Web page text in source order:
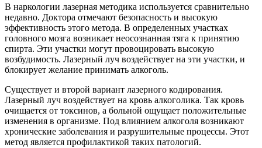
В наркологии лазерная методика используется сравнительно
недавно. Доктора отмечают безопасность и высокую
эффективность этого метода. В определенных участках
головного мозга возникает неосознанная тяга к принятию
спирта. Эти участки могут провоцировать высокую
возбудимость. Лазерный луч воздействует на эти участки, и
блокирует желание принимать алкоголь.
Существует и второй вариант лазерного кодирования.
Лазерный луч воздействует на кровь алкоголика. Так кровь
очищается от токсинов, а больной ощущает положительные
изменения в организме. Под влиянием алкоголя возникают
хронические заболевания и разрушительные процессы. Этот
метод является профилактикой таких патологий.